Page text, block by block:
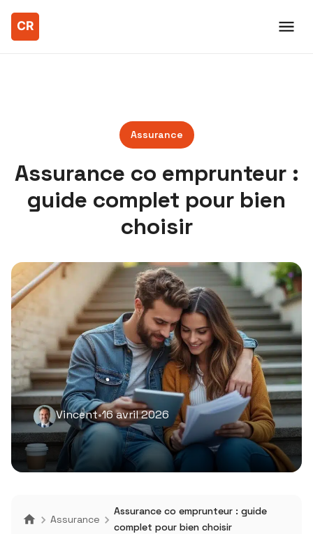
Assurance
Assurance co emprunteur :
guide complet pour bien
choisir
Vincent•16 avril 2026
Assurance
Assurance co emprunteur : guide
complet pour bien choisir